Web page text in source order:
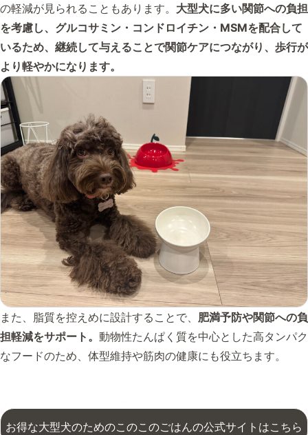
の軽減が見られることもあります。 大型犬に多い関節への負担
を考慮し、グルコサミン・コンドロイチン・MSMを配合して
いるため、継続して与えることで関節ケアにつながり、歩行が
より軽やかになります。
また、脂質を控えめに設計することで、 肥満予防や関節への負
担軽減をサポート。 動物性たんぱく質を中心とした高タンパク
なフードのため、体型維持や筋肉の健康にも役立ちます。
お得な大型犬のためのこのこのごはんの公式サイトはこちら